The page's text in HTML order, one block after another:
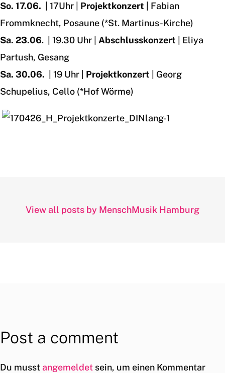
So. 17.06. | 17Uhr | Projektkonzert
| Fabian
Frommknecht, Posaune (*St. Martinus-Kirche)
Sa. 23.06. | 19.30 Uhr | Abschlusskonzert | Eliya
Partush, Gesang
Sa. 30.06. | 19 Uhr | Projektkonzert | Georg
Schupelius, Cello (*Hof Wörme)
View all posts by MenschMusik Hamburg
Post a comment
Du musst angemeldet sein, um einen Kommentar